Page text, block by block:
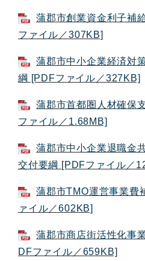
蒲郡市創業資金利子補
ファイル／307KB]
蒲郡市中小企業経済対
綱 [PDFファイル／327KB]
蒲郡市首都圏人材確保
ファイル／1.68MB]
蒲郡市中小企業退職金
交付要綱 [PDFファイル／
蒲郡市TMO運営事業費
ァイル／602KB]
蒲郡市商店街活性化事
DFファイル／659KB]